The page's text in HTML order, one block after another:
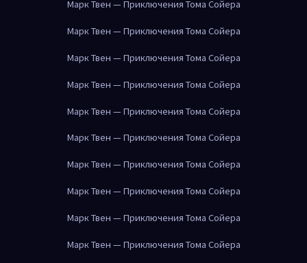
Марк Твен — Приключения Тома Сойера
Марк Твен — Приключения Тома Сойера
Марк Твен — Приключения Тома Сойера
Марк Твен — Приключения Тома Сойера
Марк Твен — Приключения Тома Сойера
Марк Твен — Приключения Тома Сойера
Марк Твен — Приключения Тома Сойера
Марк Твен — Приключения Тома Сойера
Марк Твен — Приключения Тома Сойера
Марк Твен — Приключения Тома Сойера